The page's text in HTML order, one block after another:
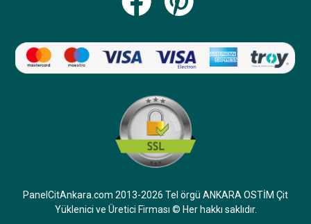
PanelCitAnkara.com 2013-2026 Tel örgü ANKARA OSTİM Çit
Yüklenici ve Üretici Firması © Her hakkı saklıdır.